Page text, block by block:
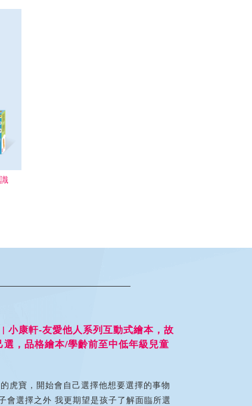
-友愛他人系列互動式繪本，故
格繪本/學齡前至中低年級兒童
，開始會自己選擇他想要選擇的事物
之外 我更期望是孩子了解面臨所選